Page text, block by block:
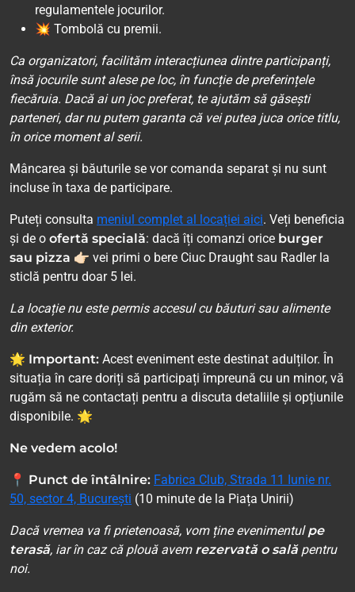
regulamentele jocurilor.
💥 Tombolă cu premii.
Ca organizatori, facilităm interacțiunea dintre participanți,
însă jocurile sunt alese pe loc, în funcție de preferințele
fiecăruia. Dacă ai un joc preferat, te ajutăm să găsești
parteneri, dar nu putem garanta că vei putea juca orice titlu,
în orice moment al serii.
Mâncarea și băuturile se vor comanda separat și nu sunt
incluse în taxa de participare.
Puteți consulta meniul complet al locației aici. Veți beneficia
și de o ofertă specială: dacă îți comanzi orice burger
sau pizza 👉🏻 vei primi o bere Ciuc Draught sau Radler la
sticlă pentru doar 5 lei.
La locație nu este permis accesul cu băuturi sau alimente
din exterior.
🌟 Important: Acest eveniment este destinat adulților. În
situația în care doriți să participați împreună cu un minor, vă
rugăm să ne contactați pentru a discuta detaliile și opțiunile
disponibile. 🌟
Ne vedem acolo!
📍 Punct de întâlnire: Fabrica Club, Strada 11 Iunie nr.
50, sector 4, București (10 minute de la Piața Unirii)
Dacă vremea va fi prietenoasă, vom ține evenimentulpe
terasă, iar în caz că plouă avem rezervată o salăpentru
noi.